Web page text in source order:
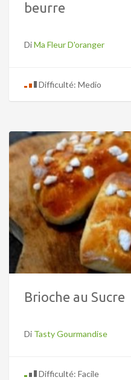
beurre
DiMa Fleur D'oranger
Difficulté: Medio
Brioche au Sucre
Di Tasty Gourmandise
Difficulté: Facile